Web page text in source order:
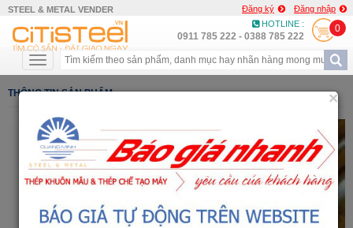
STEEL & METAL VENDER Đăng ký
Đăng nhập
HOTLINE :
0911 785 222 - 0388 785 222
0
THÔNG TIN SẢN PHẨM ×